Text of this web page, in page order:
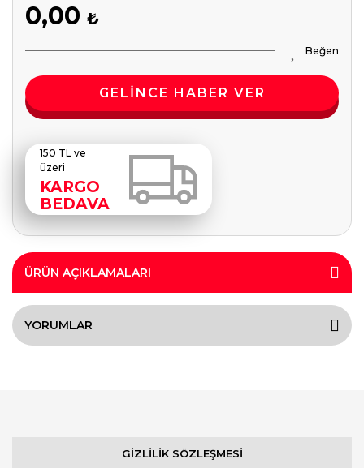
0,00 ₺
GELİNCE HABER VER
150 TL ve
üzeri
KARGO
BEDAVA
ÜRÜN AÇIKLAMALARI
YORUMLAR
GİZLİLİK SÖZLEŞMESİ